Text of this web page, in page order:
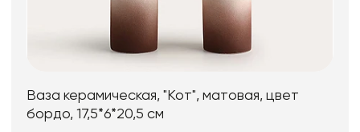
Ваза керамическая, "Кот", матовая, цвет
бордо, 17,5*6*20,5 см